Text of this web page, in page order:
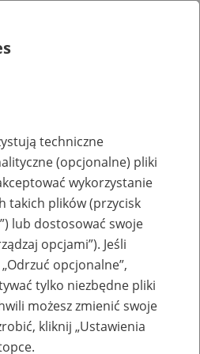
Zakładu Ubezpieczeń
18 lutego 2014 r. w
techniczne
(opcjonalne) pliki
wykorzystanie
takich plików (przycisk
lub dostosować swoje
opcjami”). Jeśli
opcjonalne”,
tylko niezbędne pliki
możesz zmienić swoje
kliknij „Ustawienia